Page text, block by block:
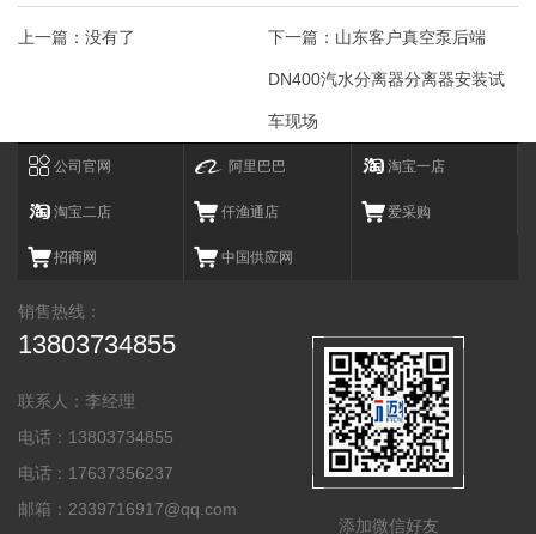
上一篇： 没有了 下一篇： 山东客户真空泵后端
DN400汽水分离器分离器安装试
车现场
公司官网 阿里巴巴 淘宝一店
淘宝二店 仟渔通店 爱采购
招商网 中国供应网
销售热线：
13803734855
联系人：李经理
电话：13803734855
电话：17637356237
邮箱：2339716917@qq.com
添加微信好友